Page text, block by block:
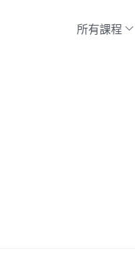
所有課程